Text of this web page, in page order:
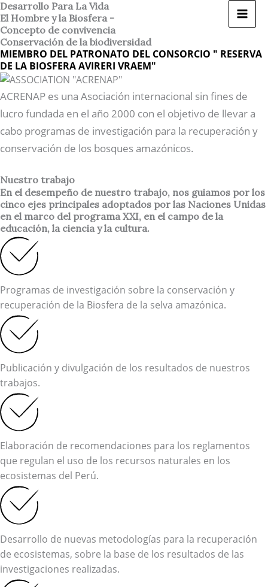
Ir
al
contenido
Desarrollo Para La Vida
El Hombre y la Biosfera -
Concepto de convivencia
Conservación de la biodiversidad
MIEMBRO DEL PATRONATO DEL CONSORCIO " RESERVA
DE LA BIOSFERA AVIRERI VRAEM"
ACRENAP es una Asociación internacional sin fines de
lucro fundada en el año 2000 con el objetivo de llevar a
cabo programas de investigación para la recuperación y
conservación de los bosques amazónicos.
Nuestro trabajo
En el desempeño de nuestro trabajo, nos guiamos por los
cinco ejes principales adoptados por las Naciones Unidas
en el marco del programa XXI, en el campo de la
educación, la ciencia y la cultura.
Programas de investigación sobre la conservación y
recuperación de la Biosfera de la selva amazónica.
Publicación y divulgación de los resultados de nuestros
trabajos.
Elaboración de recomendaciones para los reglamentos
que regulan el uso de los recursos naturales en los
ecosistemas del Perú.
Desarrollo de nuevas metodologías para la recuperación
de ecosistemas, sobre la base de los resultados de las
investigaciones realizadas.